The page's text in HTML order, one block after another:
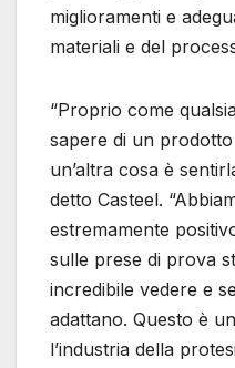
miglioramenti e
materiali e del
“Proprio come
sapere di un
un’altra cosa è
detto Casteel.
estremamente
sulle prese di prova
incredibile vedere e
adattano. Questo è
l’industria della